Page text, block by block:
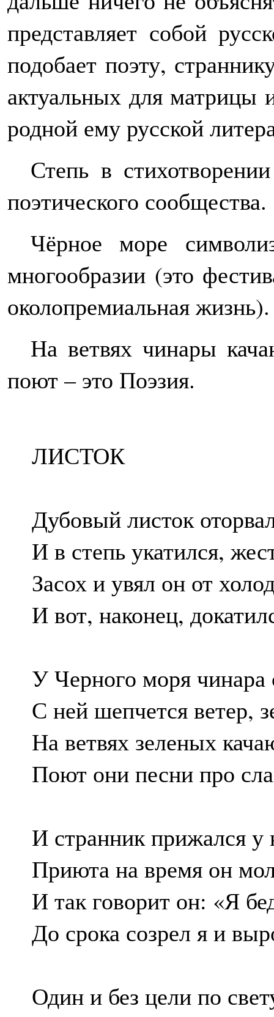
представляет собой
подобает поэту,
актуальных для матрицы
родной ему русской
Степь в
поэтического сообщества.
Чёрное море
многообразии (это
околопремиальная жизнь).
На ветвях чинары
поют – это Поэзия.
ЛИСТОК
Дубовый листок
И в степь укатился,
Засох и увял он от
И вот, наконец,
У Черного моря чинара
С ней шепчется ветер,
На ветвях зеленых
Поют они песни про
И странник прижался
Приюта на время он
И так говорит он: «Я
До срока созрел я и
Один и без цели по